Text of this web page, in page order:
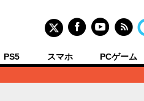
PS5 スマホ PCゲーム